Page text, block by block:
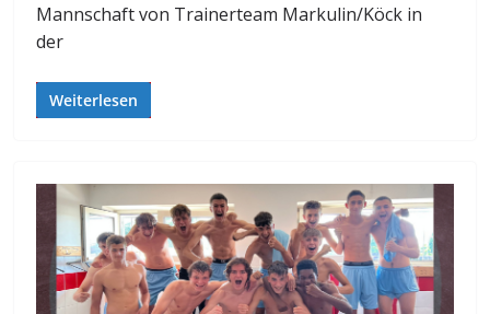
Mannschaft von Trainerteam Markulin/Köck in
der
Weiterlesen